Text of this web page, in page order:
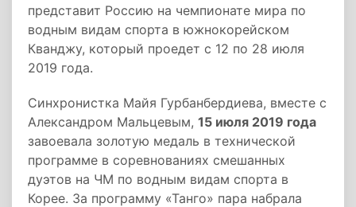
представит Россию на чемпионате мира по
водным видам спорта в южнокорейском
Кванджу, который проедет с 12 по 28 июля
2019 года.
Синхронистка Майя Гурбанбердиева, вместе с
Александром Мальцевым, 15 июля 2019 года
завоевала золотую медаль в технической
программе в соревнованиях смешанных
дуэтов на ЧМ по водным видам спорта в
Корее. За программу «Танго» пара набрала